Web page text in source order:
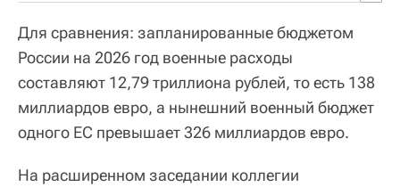
Для сравнения: запланированные бюджетом
России на 2026 год военные расходы
составляют 12,79 триллиона рублей, то есть 138
миллиардов евро, а нынешний военный бюджет
одного ЕС превышает 326 миллиардов евро.
На расширенном заседании коллегии